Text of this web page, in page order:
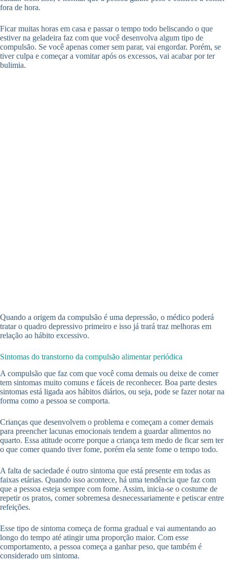
fora de hora.
Ficar muitas horas em casa e passar o tempo todo beliscando o que
estiver na geladeira faz com que você desenvolva algum tipo de
compulsão. Se você apenas comer sem parar, vai engordar. Porém, se
tiver culpa e começar a vomitar após os excessos, vai acabar por ter
bulimia.
Quando a origem da compulsão é uma depressão, o médico poderá
tratar o quadro depressivo primeiro e isso já trará traz melhoras em
relação ao hábito excessivo.
Sintomas do transtorno da compulsão alimentar periódica
A compulsão que faz com que você coma demais ou deixe de comer
tem sintomas muito comuns e fáceis de reconhecer. Boa parte destes
sintomas está ligada aos hábitos diários, ou seja, pode se fazer notar na
forma como a pessoa se comporta.
Crianças que desenvolvem o problema e começam a comer demais
para preencher lacunas emocionais tendem a guardar alimentos no
quarto. Essa atitude ocorre porque a criança tem medo de ficar sem ter
o que comer quando tiver fome, porém ela sente fome o tempo todo.
A falta de saciedade é outro sintoma que está presente em todas as
faixas etárias. Quando isso acontece, há uma tendência que faz com
que a pessoa esteja sempre com fome. Assim, inicia-se o costume de
repetir os pratos, comer sobremesa desnecessariamente e petiscar entre
refeições.
Esse tipo de sintoma começa de forma gradual e vai aumentando ao
longo do tempo até atingir uma proporção maior. Com esse
comportamento, a pessoa começa a ganhar peso, que também é
considerado um sintoma.